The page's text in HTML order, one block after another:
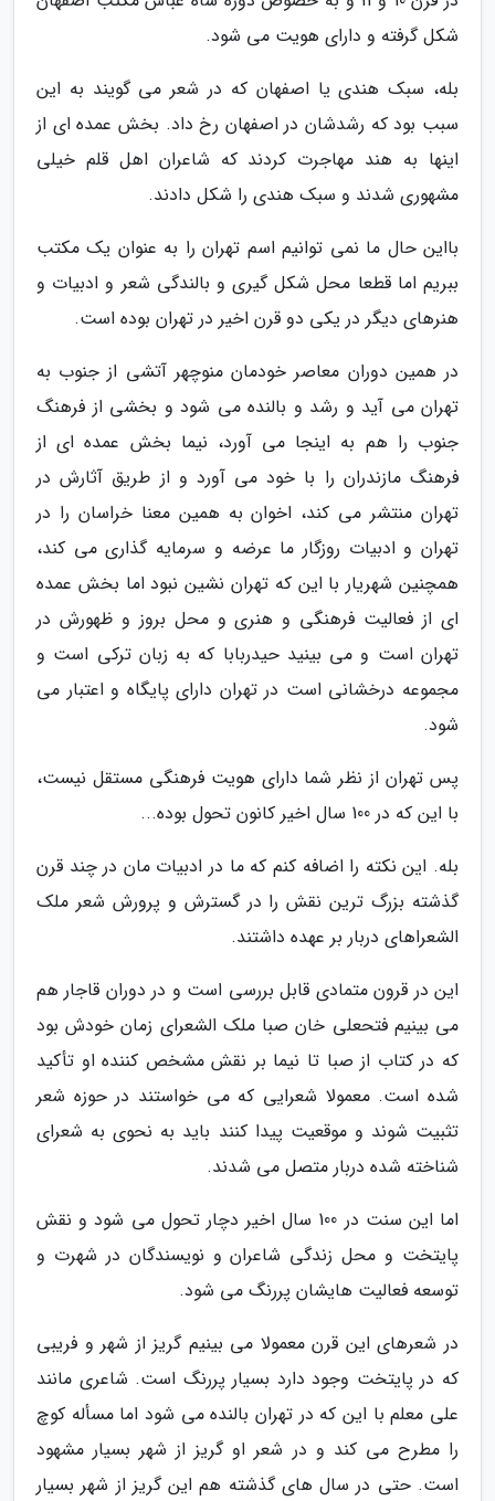
شکل گرفته و دارای هویت می شود.
بله، سبک هندی یا اصفهان که در شعر می گویند به این
سبب بود که رشدشان در اصفهان رخ داد. بخش عمده ای از
اینها به هند مهاجرت کردند که شاعران اهل قلم خیلی
مشهوری شدند و سبک هندی را شکل دادند.
بااین حال ما نمی توانیم اسم تهران را به عنوان یک مکتب
ببریم اما قطعا محل شکل گیری و بالندگی شعر و ادبیات و
هنرهای دیگر در یکی دو قرن اخیر در تهران بوده است.
در همین دوران معاصر خودمان منوچهر آتشی از جنوب به
تهران می آید و رشد و بالنده می شود و بخشی از فرهنگ
جنوب را هم به اینجا می آورد، نیما بخش عمده ای از
فرهنگ مازندران را با خود می آورد و از طریق آثارش در
تهران منتشر می کند، اخوان به همین معنا خراسان را در
تهران و ادبیات روزگار ما عرضه و سرمایه گذاری می کند،
همچنین شهریار با این که تهران نشین نبود اما بخش عمده
ای از فعالیت فرهنگی و هنری و محل بروز و ظهورش در
تهران است و می بینید حیدربابا که به زبان ترکی است و
مجموعه درخشانی است در تهران دارای پایگاه و اعتبار می
شود.
پس تهران از نظر شما دارای هویت فرهنگی مستقل نیست،
با این که در 100 سال اخیر کانون تحول بوده...
بله. این نکته را اضافه کنم که ما در ادبیات مان در چند قرن
گذشته بزرگ ترین نقش را در گسترش و پرورش شعر ملک
الشعراهای دربار بر عهده داشتند.
این در قرون متمادی قابل بررسی است و در دوران قاجار هم
می بینیم فتحعلی خان صبا ملک الشعرای زمان خودش بود
که در کتاب از صبا تا نیما بر نقش مشخص کننده او تأکید
شده است. معمولا شعرایی که می خواستند در حوزه شعر
تثبیت شوند و موقعیت پیدا کنند باید به نحوی به شعرای
شناخته شده دربار متصل می شدند.
اما این سنت در 100 سال اخیر دچار تحول می شود و نقش
پایتخت و محل زندگی شاعران و نویسندگان در شهرت و
توسعه فعالیت هایشان پررنگ می شود.
در شعرهای این قرن معمولا می بینیم گریز از شهر و فریبی
که در پایتخت وجود دارد بسیار پررنگ است. شاعری مانند
علی معلم با این که در تهران بالنده می شود اما مسأله کوچ
را مطرح می کند و در شعر او گریز از شهر بسیار مشهود
است. حتی در سال های گذشته هم این گریز از شهر بسیار